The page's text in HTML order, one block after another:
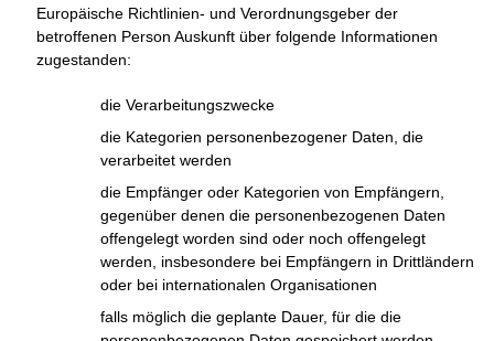
Europäische Richtlinien- und Verordnungsgeber der
betroffenen Person Auskunft über folgende Informationen
zugestanden:
die Verarbeitungszwecke
die Kategorien personenbezogener Daten, die
verarbeitet werden
die Empfänger oder Kategorien von Empfängern,
gegenüber denen die personenbezogenen Daten
offengelegt worden sind oder noch offengelegt
werden, insbesondere bei Empfängern in Drittländern
oder bei internationalen Organisationen
falls möglich die geplante Dauer, für die die